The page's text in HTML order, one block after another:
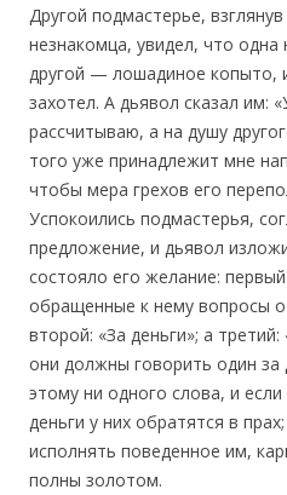
Другой подмастерье,
незнакомца, увидел, что одна
другой — лошадиное копыто,
захотел. А дьявол сказал им:
рассчитываю, а на душу
того уже принадлежит мне
чтобы мера грехов его
Успокоились подмастерья,
предложение, и дьявол
состояло его желание:
обращенные к нему вопросы
второй: «За деньги»; а
они должны говорить один за
этому ни одного слова, и
деньги у них обратятся в
исполнять поведенное им,
полны золотом.